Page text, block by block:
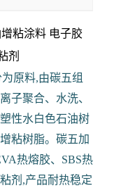
粘涂料 电子胶
剂
原料,由碳五组
子聚合、水洗、
性水白色石油树
粘树脂。碳五加
热熔胶、SBS热
剂,产品耐热稳定